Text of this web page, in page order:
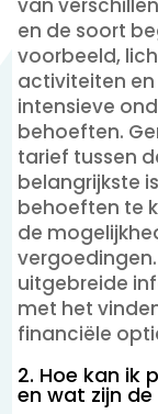
van
en de soort
voorbeeld,
activiteiten
intensieve
behoeften.
tarief tussen
belangrijkste
behoeften te
de
vergoedingen.
uitgebreide
met het
financiële
2. Hoe kan ik
en wat zijn